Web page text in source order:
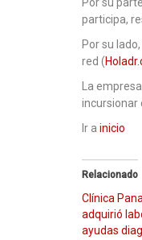
participa,
Por su
red (
La
incursionar
Ir a inicio
Relacionado
Clínica
adquirió
ayudas